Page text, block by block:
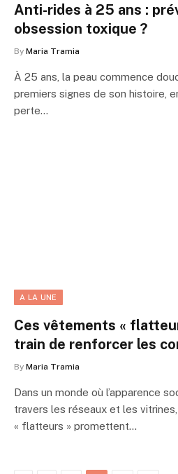
Anti-rides à 25 ans :
obsession toxique ?
By Maria Tramia
À 25 ans, la peau commence
premiers signes de son histoire,
perte…
A LA UNE
Ces vêtements «
train de renforcer les
By Maria Tramia
Dans un monde où l’apparence
travers les réseaux et les
« flatteurs » promettent…